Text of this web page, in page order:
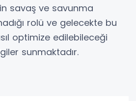
savaş ve savunma
rolü ve gelecekte bu
optimize edilebileceği
sunmaktadır.